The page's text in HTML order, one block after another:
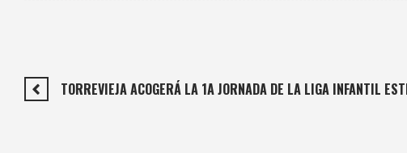
TORREVIEJA ACOGERÁ LA 1A JORNADA DE LA LIGA INFANTIL